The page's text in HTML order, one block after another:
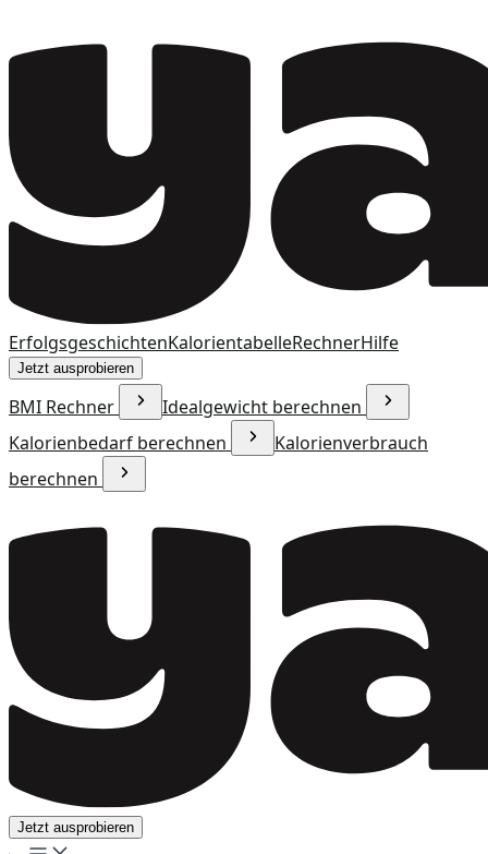
ErfolgsgeschichtenKalorientabelleRechnerHilfe
Jetzt ausprobieren
BMI Rechner
Idealgewicht berechnen
Kalorienbedarf berechnen
Kalorienverbrauch
berechnen
Jetzt ausprobieren